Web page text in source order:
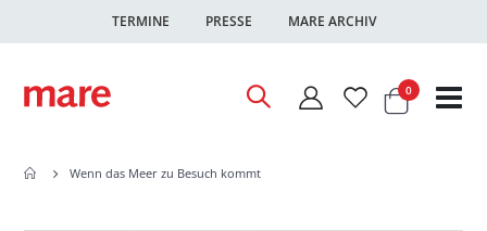
TERMINE PRESSE MARE ARCHIV
Warenkorb
0Artikel
Wenn das Meer zu Besuch kommt